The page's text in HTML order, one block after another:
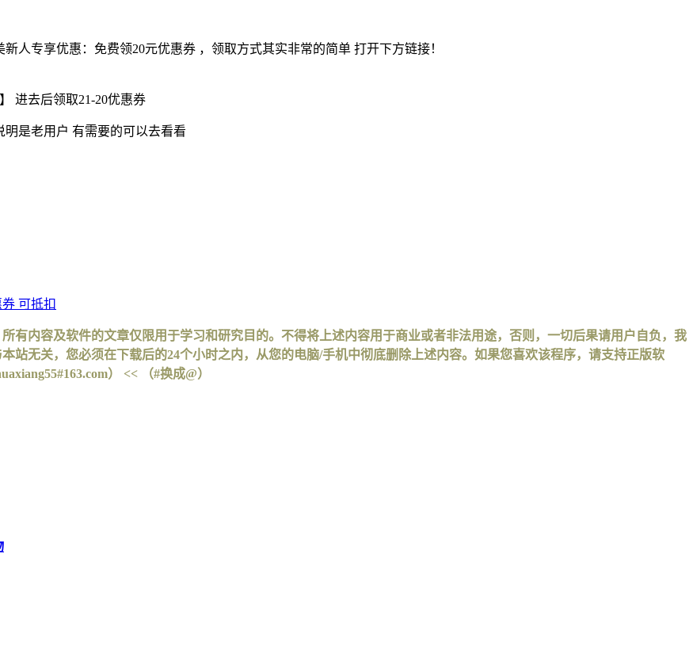
人专享优惠：免费领20元优惠券 ，领取方式其实非常的简单 打开下方链接！
进去后领取21-20优惠券
是老用户 有需要的可以去看看
可抵扣
有内容及软件的文章仅限用于学习和研究目的。不得将上述内容用于商业或者非法用途，否则，一切后果请用户自负，我
站无关，您必须在下载后的24个小时之内，从您的电脑/手机中彻底删除上述内容。如果您喜欢该程序，请支持正版软
） << （#换成@）